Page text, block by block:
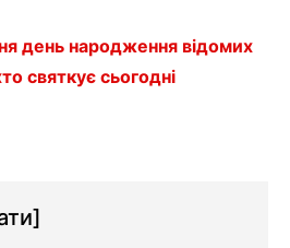
день народження відомих
святкує сьогодні